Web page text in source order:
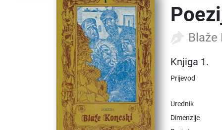
Blaže
Knjiga 1.
Prijevod
Urednik
Dimenzije